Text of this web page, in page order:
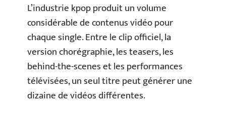
L’industrie kpop produit un volume
considérable de contenus vidéo pour
chaque single. Entre le clip officiel, la
version chorégraphie, les teasers, les
behind-the-scenes et les performances
télévisées, un seul titre peut générer une
dizaine de vidéos différentes.